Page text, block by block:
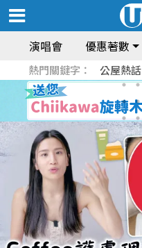
演唱會 優惠著數
熱門關鍵字： 公屋熱話